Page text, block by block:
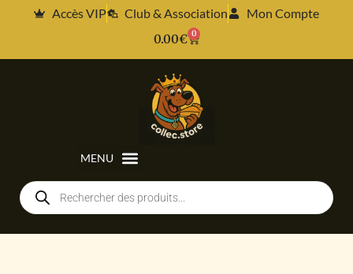
Accès VIP Club & Association
Mon Compte
0.00€ 0